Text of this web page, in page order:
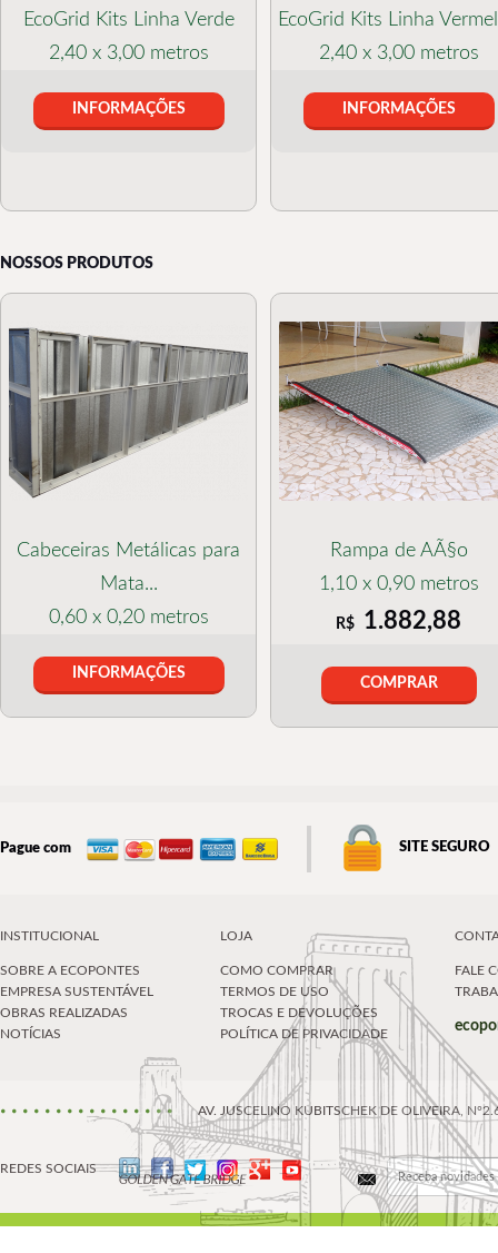
EcoGrid Kits Linha Verde
2,40 x 3,00 metros
INFORMAÇÕES
EcoGrid Kits Linha
2,40 x 3,00 metros
INFORMAÇÕES
NOSSOS PRODUTOS
Cabeceiras Metálicas para
Mata...
0,60 x 0,20 metros
INFORMAÇÕES
Rampa de AÃ§o
1,10 x 0,90 metros
R$ 1.882,88
COMPRAR
Pague com SITE SEGURO
INSTITUCIONAL
SOBRE A ECOPONTES
EMPRESA SUSTENTÁVEL
OBRAS REALIZADAS
NOTÍCIAS
LOJA
COMO COMPRAR
TERMOS DE USO
TROCAS E DEVOLUÇÕES
POLÍTICA DE PRIVACIDADE
FALE
AV. JUSCELINO KUBITSCHEK DE OLIVEIRA,
REDES SOCIAIS